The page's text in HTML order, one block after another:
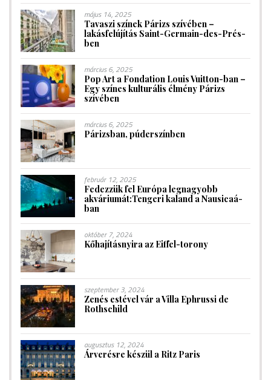
május 14, 2025
Tavaszi színek Párizs szívében –
lakásfelújítás Saint-Germain-des-Prés-
ben
március 6, 2025
Pop Art a Fondation Louis Vuitton-ban –
Egy színes kulturális élmény Párizs
szívében
március 6, 2025
Párizsban, púderszínben
február 12, 2025
Fedezzük fel Európa legnagyobb
akváriumát:Tengeri kaland a Nausicaá-
ban
október 7, 2024
Kőhajításnyira az Eiffel-torony
szeptember 3, 2024
Zenés estével vár a Villa Ephrussi de
Rothschild
augusztus 12, 2024
Árverésre készül a Ritz Paris